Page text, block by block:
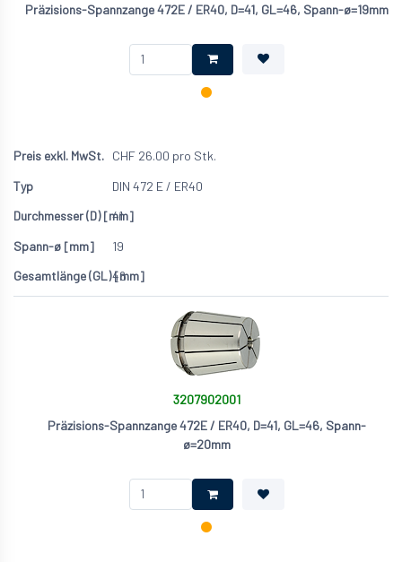
Präzisions-Spannzange 472E / ER40, D=41, GL=46, Spann-ø=19mm
CHF 26.00 pro Stk.
DIN 472 E / ER40
41
19
46
3207902001
Präzisions-Spannzange 472E / ER40, D=41, GL=46, Spann-
ø=20mm